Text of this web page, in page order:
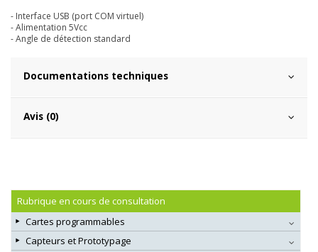
- Interface USB (port COM virtuel)
- Alimentation 5Vcc
- Angle de détection standard
Documentations techniques
Avis (0)
Rubrique en cours de consultation
Cartes programmables
Capteurs et Prototypage